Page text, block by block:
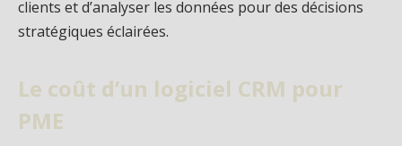
clients et d’analyser les données pour des décisions
stratégiques éclairées.
Le coût d’un logiciel CRM pour
PME